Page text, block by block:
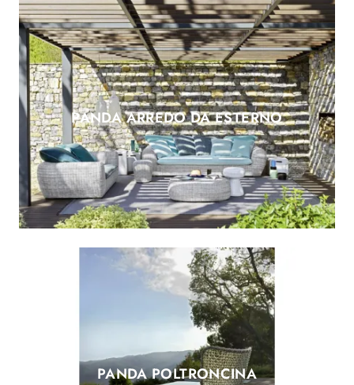
PANDA ARREDO DA ESTERNO
PANDA POLTRONCINA